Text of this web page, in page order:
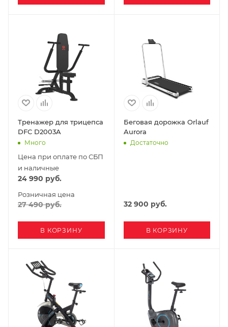
Тренажер для трицепса
DFC D2003A
Много
Цена при оплате по СБП
и наличные
24 990 руб.
Розничная цена
27 490руб.
В КОРЗИНУ
Беговая дорожка Orlauf
Aurora
Достаточно
32 900 руб.
В КОРЗИНУ